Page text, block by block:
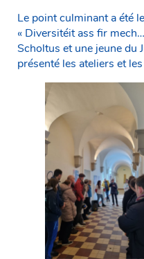
Le point culminant a été
« Diversitéit ass fir
Scholtus et une jeune du
présenté les ateliers et